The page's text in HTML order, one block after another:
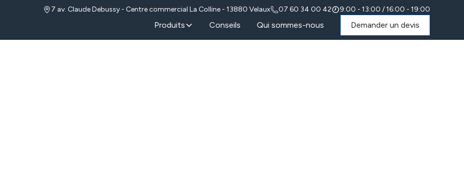
7 av. Claude Debussy - Centre commercial La Colline - 13880 Velaux 07 60 34 00 42 9:00 - 13:00 / 16:00 - 19:00
Produits Conseils Qui sommes-nous Demander un devis